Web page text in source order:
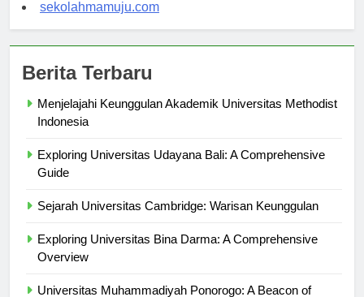
Menjelajahi Keunggulan Akademik Universitas Methodist
Exploring Universitas Udayana Bali: A Comprehensive
Exploring Universitas Bina Darma: A Comprehensive